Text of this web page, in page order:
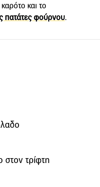
στον τρίφτη
και το
πατάτες φούρνου.